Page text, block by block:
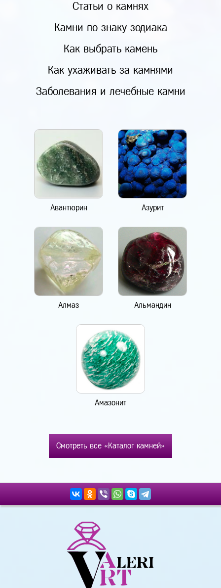
Статьи о камнях
Камни по знаку зодиака
Как выбрать камень
Как ухаживать за камнями
Заболевания и лечебные камни
Авантюрин Азурит
Алмаз Альмандин
Амазонит
Смотреть все «Каталог камней»